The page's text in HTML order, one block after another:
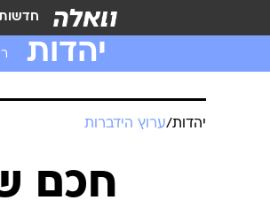
יהדות
יהדות/ערוץ הידברות
חכם